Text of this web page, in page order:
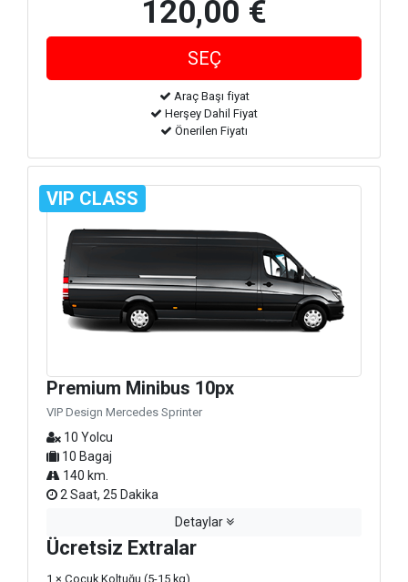
120,00 €
Araç Başı fiyat
Herşey Dahil Fiyat
Önerilen Fiyatı
VIP CLASS
Premium Minibus 10px
VIP Design Mercedes Sprinter
10 Yolcu
10 Bagaj
140 km.
2 Saat, 25 Dakika
Detaylar
Ücretsiz Extralar
1 × Çocuk Koltuğu (5-15 kg)